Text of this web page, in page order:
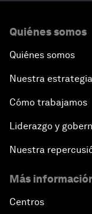
Quiénes somos
Quiénes somos
Nuestra estrategia
Cómo trabajamos
Liderazgo y
Nuestra
Más
Centros